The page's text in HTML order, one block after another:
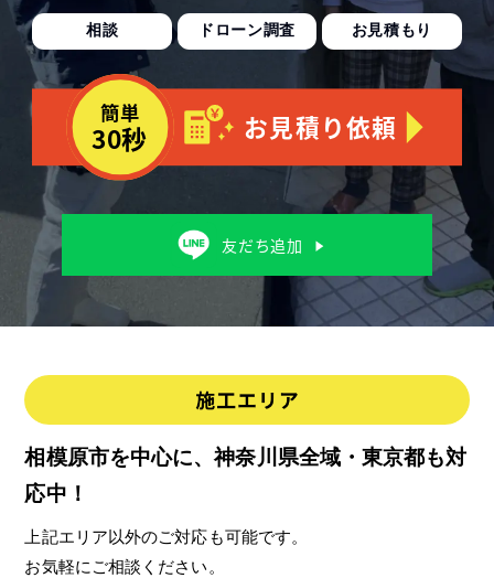
相談 ドローン調査 お見積もり
相模原市を中心に、神奈川県全域・東京都も対
応中！
上記エリア以外のご対応も可能です。
お気軽にご相談ください。